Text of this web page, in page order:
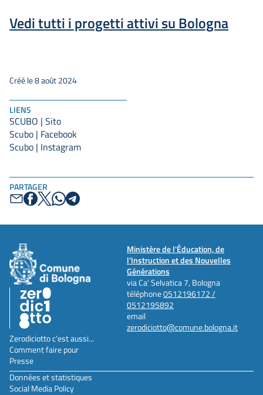
PARTAGER
Vedi tutti i progetti attivi su Bologna
LIENS
SCUBO | Sito
Scubo | Facebook
Scubo | Instagram
Créé le 8 août 2024
Ministère de l'Éducation, de
l'Instruction et des Nouvelles
Générations
via Ca' Selvatica 7, Bologna
téléphone0512196172 /
0512195892
email
zerodiciotto@comune.bologna.it
Zerodiciotto c'est aussi...
Comment faire pour
Presse
Données et statistiques
Social Media Policy